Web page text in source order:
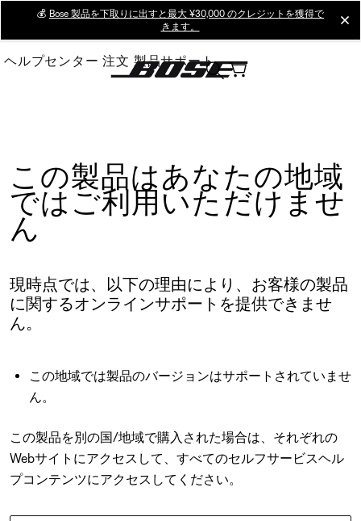
Main
💰 Bose 製品を下取りに出すと最大 ¥30,000 のクレジットを獲得で
きます。
ヘルプセンター 注文 製品サポート
この製品はあなたの地域
ではご利用いただけませ
ん
現時点では、以下の理由により、お客様の製品
に関するオンラインサポートを提供できませ
ん。
この地域では製品のバージョンはサポートされていませ
ん。
この製品を別の国/地域で購入された場合は、それぞれの
Webサイトにアクセスして、すべてのセルフサービスヘル
プコンテンツにアクセスしてください。